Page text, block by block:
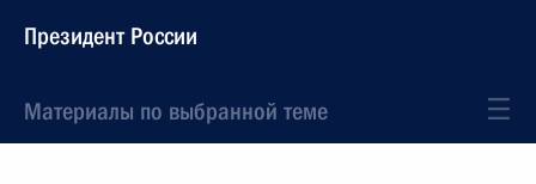
Президент России
Материалы по выбранной теме